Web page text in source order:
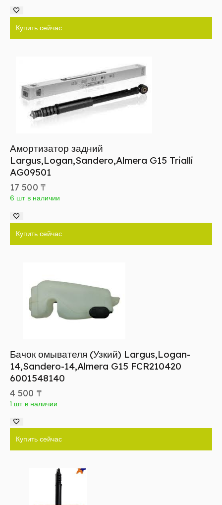
Купить сейчас
Амортизатор задний
Largus,Logan,Sandero,Almera G15 Trialli
AG09501
17 500 ₸
6 шт в наличии
Купить сейчас
Бачок омывателя (Узкий) Largus,Logan-
14,Sandero-14,Almera G15 FCR210420
6001548140
4 500 ₸
1 шт в наличии
Купить сейчас